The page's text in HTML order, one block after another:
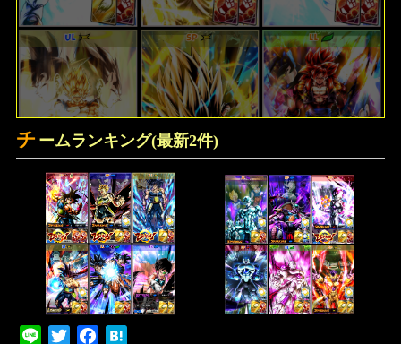
チ ームランキング(最新2件)
Line Twitter Facebook